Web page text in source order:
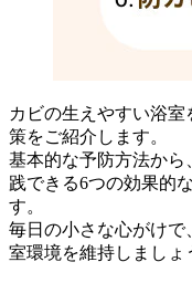
カビの生えやすい浴
策をご紹介します。
基本的な予防方法か
践できる6つの効果的
す。
毎日の小さな心がけ
室環境を維持しましょ